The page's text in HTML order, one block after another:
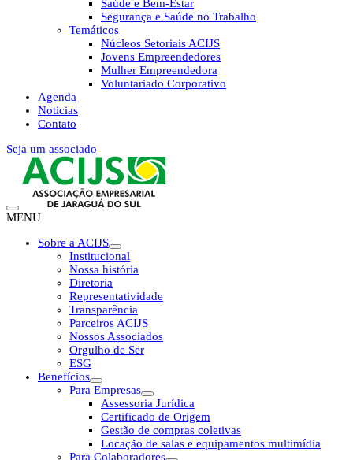
Saúde e Bem-Estar
Segurança e Saúde no Trabalho
Temáticos
Núcleos Setoriais ACIJS
Jovens Empreendedores
Mulher Empreendedora
Voluntariado Corporativo
Agenda
Notícias
Contato
Seja um associado
MENU
Sobre a ACIJS
Institucional
Nossa história
Diretoria
Representatividade
Transparência
Parceiros ACIJS
Nossos Associados
Orgulho de Ser
ESG
Benefícios
Para Empresas
Assessoria Jurídica
Certificado de Origem
Gestão de compras coletivas
Locação de salas e equipamentos multimídia
Para Colaboradores